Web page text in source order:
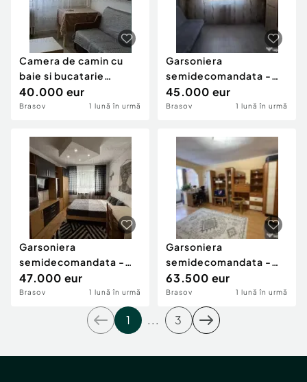
Camera de camin cu
baie si bucatarie
proprie - zona Tractorul
40.000 eur
Brasov 1 lună în urmă
Garsoniera
semidecomandata -
zona Tractorul
45.000 eur
Brasov 1 lună în urmă
Garsoniera
semidecomandata -
zona Noua
47.000 eur
Brasov 1 lună în urmă
Garsoniera
semidecomandata -
Zona Noua
63.500 eur
Brasov 1 lună în urmă
1 ... 3